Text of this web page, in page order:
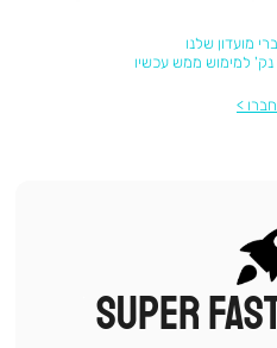
מועדון שלנו
|
תומכי
SUPER